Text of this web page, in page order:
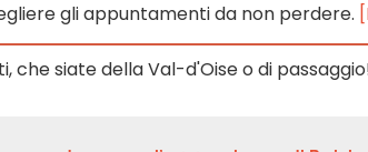
gli appuntamenti da non perdere.
che siate della Val-d'Oise o di